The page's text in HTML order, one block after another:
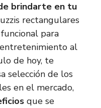
brindarte en tu
rectangulares
para
al
de hoy, te
selección de los
en el mercado,
que se